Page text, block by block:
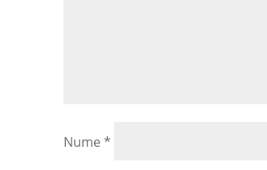
Nume *